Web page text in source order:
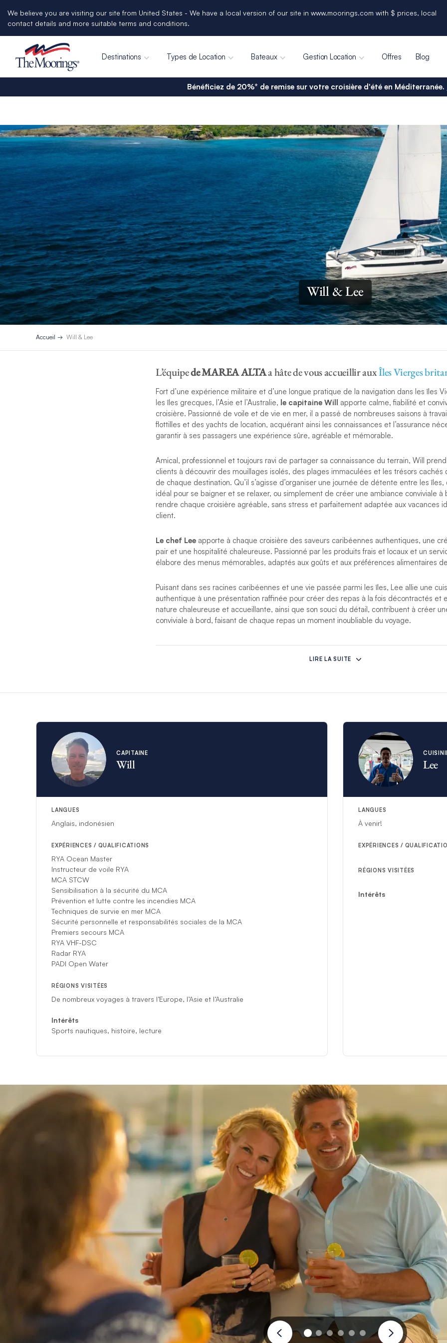
We believe you are visiting our site from United States - We have a local version of our site in www.moorings.com with $ prices, local
contact details and more suitable terms and conditions.
Destinations Types de Location Bateaux Gestion Location Offres Blog
Bénéficiez de 20%* de remise sur votre croisière d'été en Méditerranée.
Will & Lee
Accueil Will & Lee
L’équipede MAREA ALTAa hâte de vous accueillir auxÎles Vierges
Fort d’une expérience militaire et d’une longue pratique de la navigation dans les îles
les îles grecques, l’Asie et l’Australie, le capitaine Will apporte calme, fiabilité et
croisière. Passionné de voile et de vie en mer, il a passé de nombreuses saisons à
flottilles et des yachts de location, acquérant ainsi les connaissances et l’assurance
garantir à ses passagers une expérience sûre, agréable et mémorable.
Amical, professionnel et toujours ravi de partager sa connaissance du terrain, Will
clients à découvrir des mouillages isolés, des plages immaculées et les trésors cachés
de chaque destination. Qu’il s’agisse d’organiser une journée de détente entre les îles,
idéal pour se baigner et se relaxer, ou simplement de créer une ambiance conviviale
rendre chaque croisière agréable, sans stress et parfaitement adaptée aux vacances
client.
Le chef Lee apporte à chaque croisière des saveurs caribéennes authentiques, une
pair et une hospitalité chaleureuse. Passionné par les produits frais et locaux et un
élabore des menus mémorables, adaptés aux goûts et aux préférences alimentaires
Puisant dans ses racines caribéennes et une vie passée parmi les îles, Lee allie une
authentique à une présentation raffinée pour créer des repas à la fois décontractés et
nature chaleureuse et accueillante, ainsi que son souci du détail, contribuent à créer
conviviale à bord, faisant de chaque repas un moment inoubliable du voyage.
*Si des circonstances imprévues empêchent cet équipage d’assurer votre croisière, un
LIRE LA SUITE
CAPITAINE
Will
LANGUES
Anglais, indonésien
EXPÉRIENCES / QUALIFICATIONS
RYA Ocean Master
Instructeur de voile RYA
MCA STCW
Sensibilisation à la sécurité du MCA
Prévention et lutte contre les incendies MCA
Techniques de survie en mer MCA
Sécurité personnelle et responsabilités sociales de la MCA
Premiers secours MCA
RYA VHF-DSC
Radar RYA
PADI Open Water
RÉGIONS VISITÉES
De nombreux voyages à travers l’Europe, l’Asie et l’Australie
Intérêts
Sports nautiques, histoire, lecture
Lee
LANGUES
À venir!
EXPÉRIENCES /
RÉGIONS VISITÉES
Intérêts